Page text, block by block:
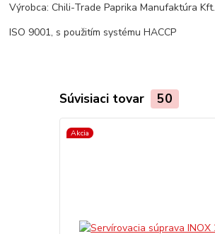
Výrobca: Chili-Trade Paprika Manufaktúra Kft.
ISO 9001, s použitím systému HACCP
Súvisiaci tovar 50
Akcia